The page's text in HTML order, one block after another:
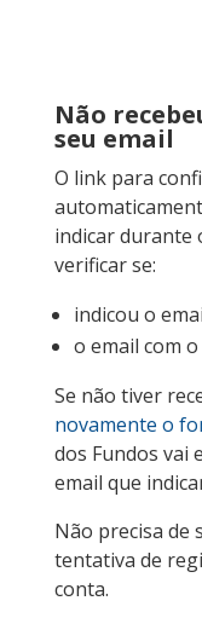
Não
seu email
O link para
indicar durante
verificar se:
indicou o
o email com
Se não tiver
novamente o
dos Fundos vai
email que
Não precisa de
tentativa de
conta.